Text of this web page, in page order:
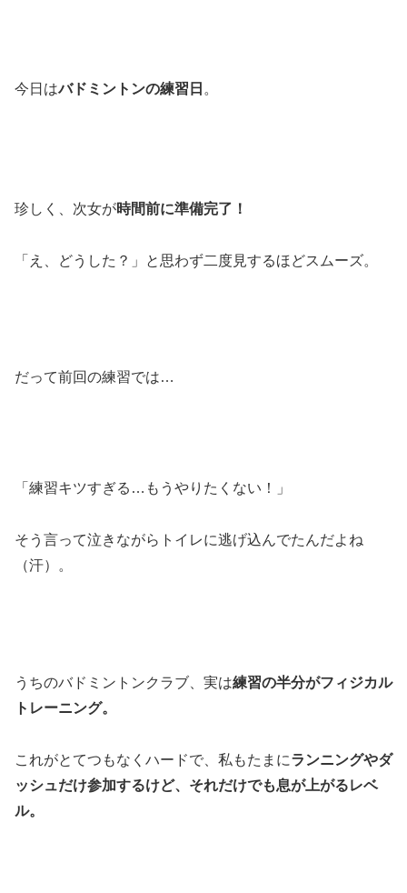
今日はバドミントンの練習日 。
珍しく、次女が時間前に準備完了！
「え、どうした？」と思わず二度見するほどスムーズ。
だって前回の練習では…
「練習キツすぎる…もうやりたくない！」
そう言って泣きながらトイレに逃げ込んでたんだよね
（汗）。
うちのバドミントンクラブ、実は練習の半分がフィジカル
トレーニング。
これがとてつもなくハードで、私もたまにランニングやダ
ッシュだけ参加するけど、それだけでも息が上がるレベ
ル。